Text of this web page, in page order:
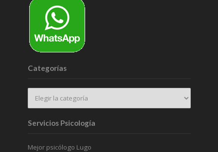
Categorías
Servicios Psicología
Mejor psicólogo Lugo